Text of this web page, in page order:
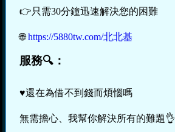
👉只需30分鐘迅速解決您的困難
🌐https://5880tw.com/北北基
服務🔍：
♥️還在為借不到錢而煩惱嗎
無需擔心、我幫你解決所有的難題👌